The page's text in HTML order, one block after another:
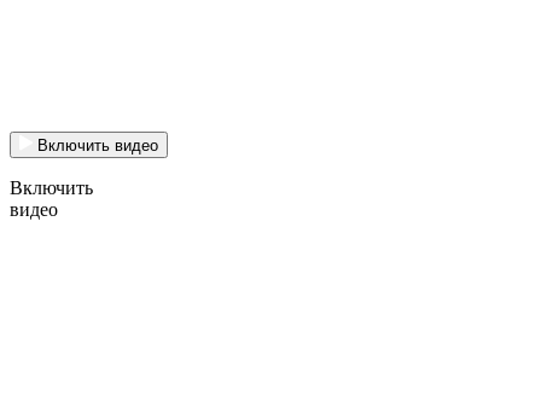
Включить видео
Включить
видео